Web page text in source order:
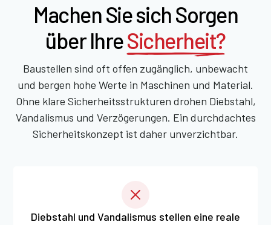
Machen Sie sich Sorgen
über IhreSicherheit?
Baustellen sind oft offen zugänglich, unbewacht
und bergen hohe Werte in Maschinen und Material.
Ohne klare Sicherheitsstrukturen drohen Diebstahl,
Vandalismus und Verzögerungen. Ein durchdachtes
Sicherheitskonzept ist daher unverzichtbar.
Diebstahl und Vandalismus stellen eine reale